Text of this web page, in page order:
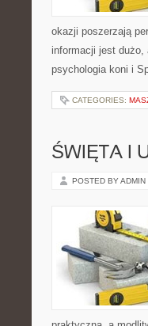
okazji poszerzają
informacji jest
psychologia koni i
CATEGORIES:
ŚWIĘTA I
POSTED BY ADMIN